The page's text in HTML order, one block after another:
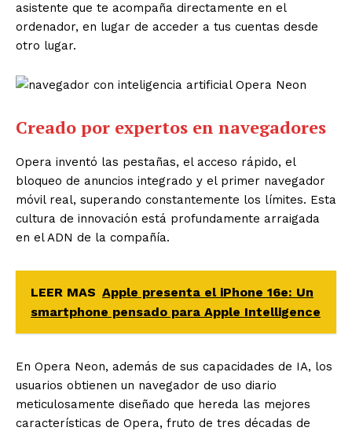
asistente que te acompaña directamente en el
ordenador, en lugar de acceder a tus cuentas desde
otro lugar.
Creado por expertos en navegadores
Opera inventó las pestañas, el acceso rápido, el
bloqueo de anuncios integrado y el primer navegador
móvil real, superando constantemente los límites. Esta
cultura de innovación está profundamente arraigada
en el ADN de la compañía.
LEER MAS Apple presenta el iPhone 16e: Un
smartphone pensado para Apple Intelligence
En Opera Neon, además de sus capacidades de IA, los
usuarios obtienen un navegador de uso diario
meticulosamente diseñado que hereda las mejores
características de Opera, fruto de tres décadas de